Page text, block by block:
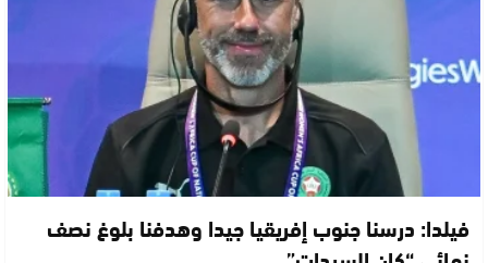
فيلدا: درسنا جنوب إفريقيا جيدا وهدفنا بلوغ نصف